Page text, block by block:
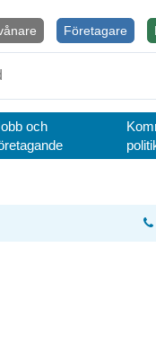
Företagare
och